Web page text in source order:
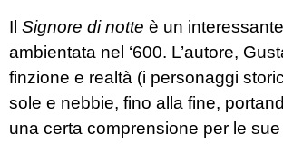
Il Signore di notte è un
ambientata nel ‘600. L’autore,
finzione e realtà (i personaggi
sole e nebbie, fino alla fine,
una certa comprensione per le